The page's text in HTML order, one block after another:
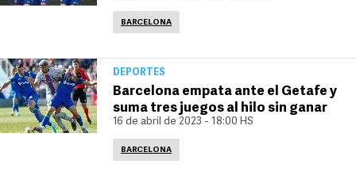
BARCELONA
DEPORTES
Barcelona empata ante el Getafe y
suma tres juegos al hilo sin ganar
16 de abril de 2023 - 18:00 HS
BARCELONA